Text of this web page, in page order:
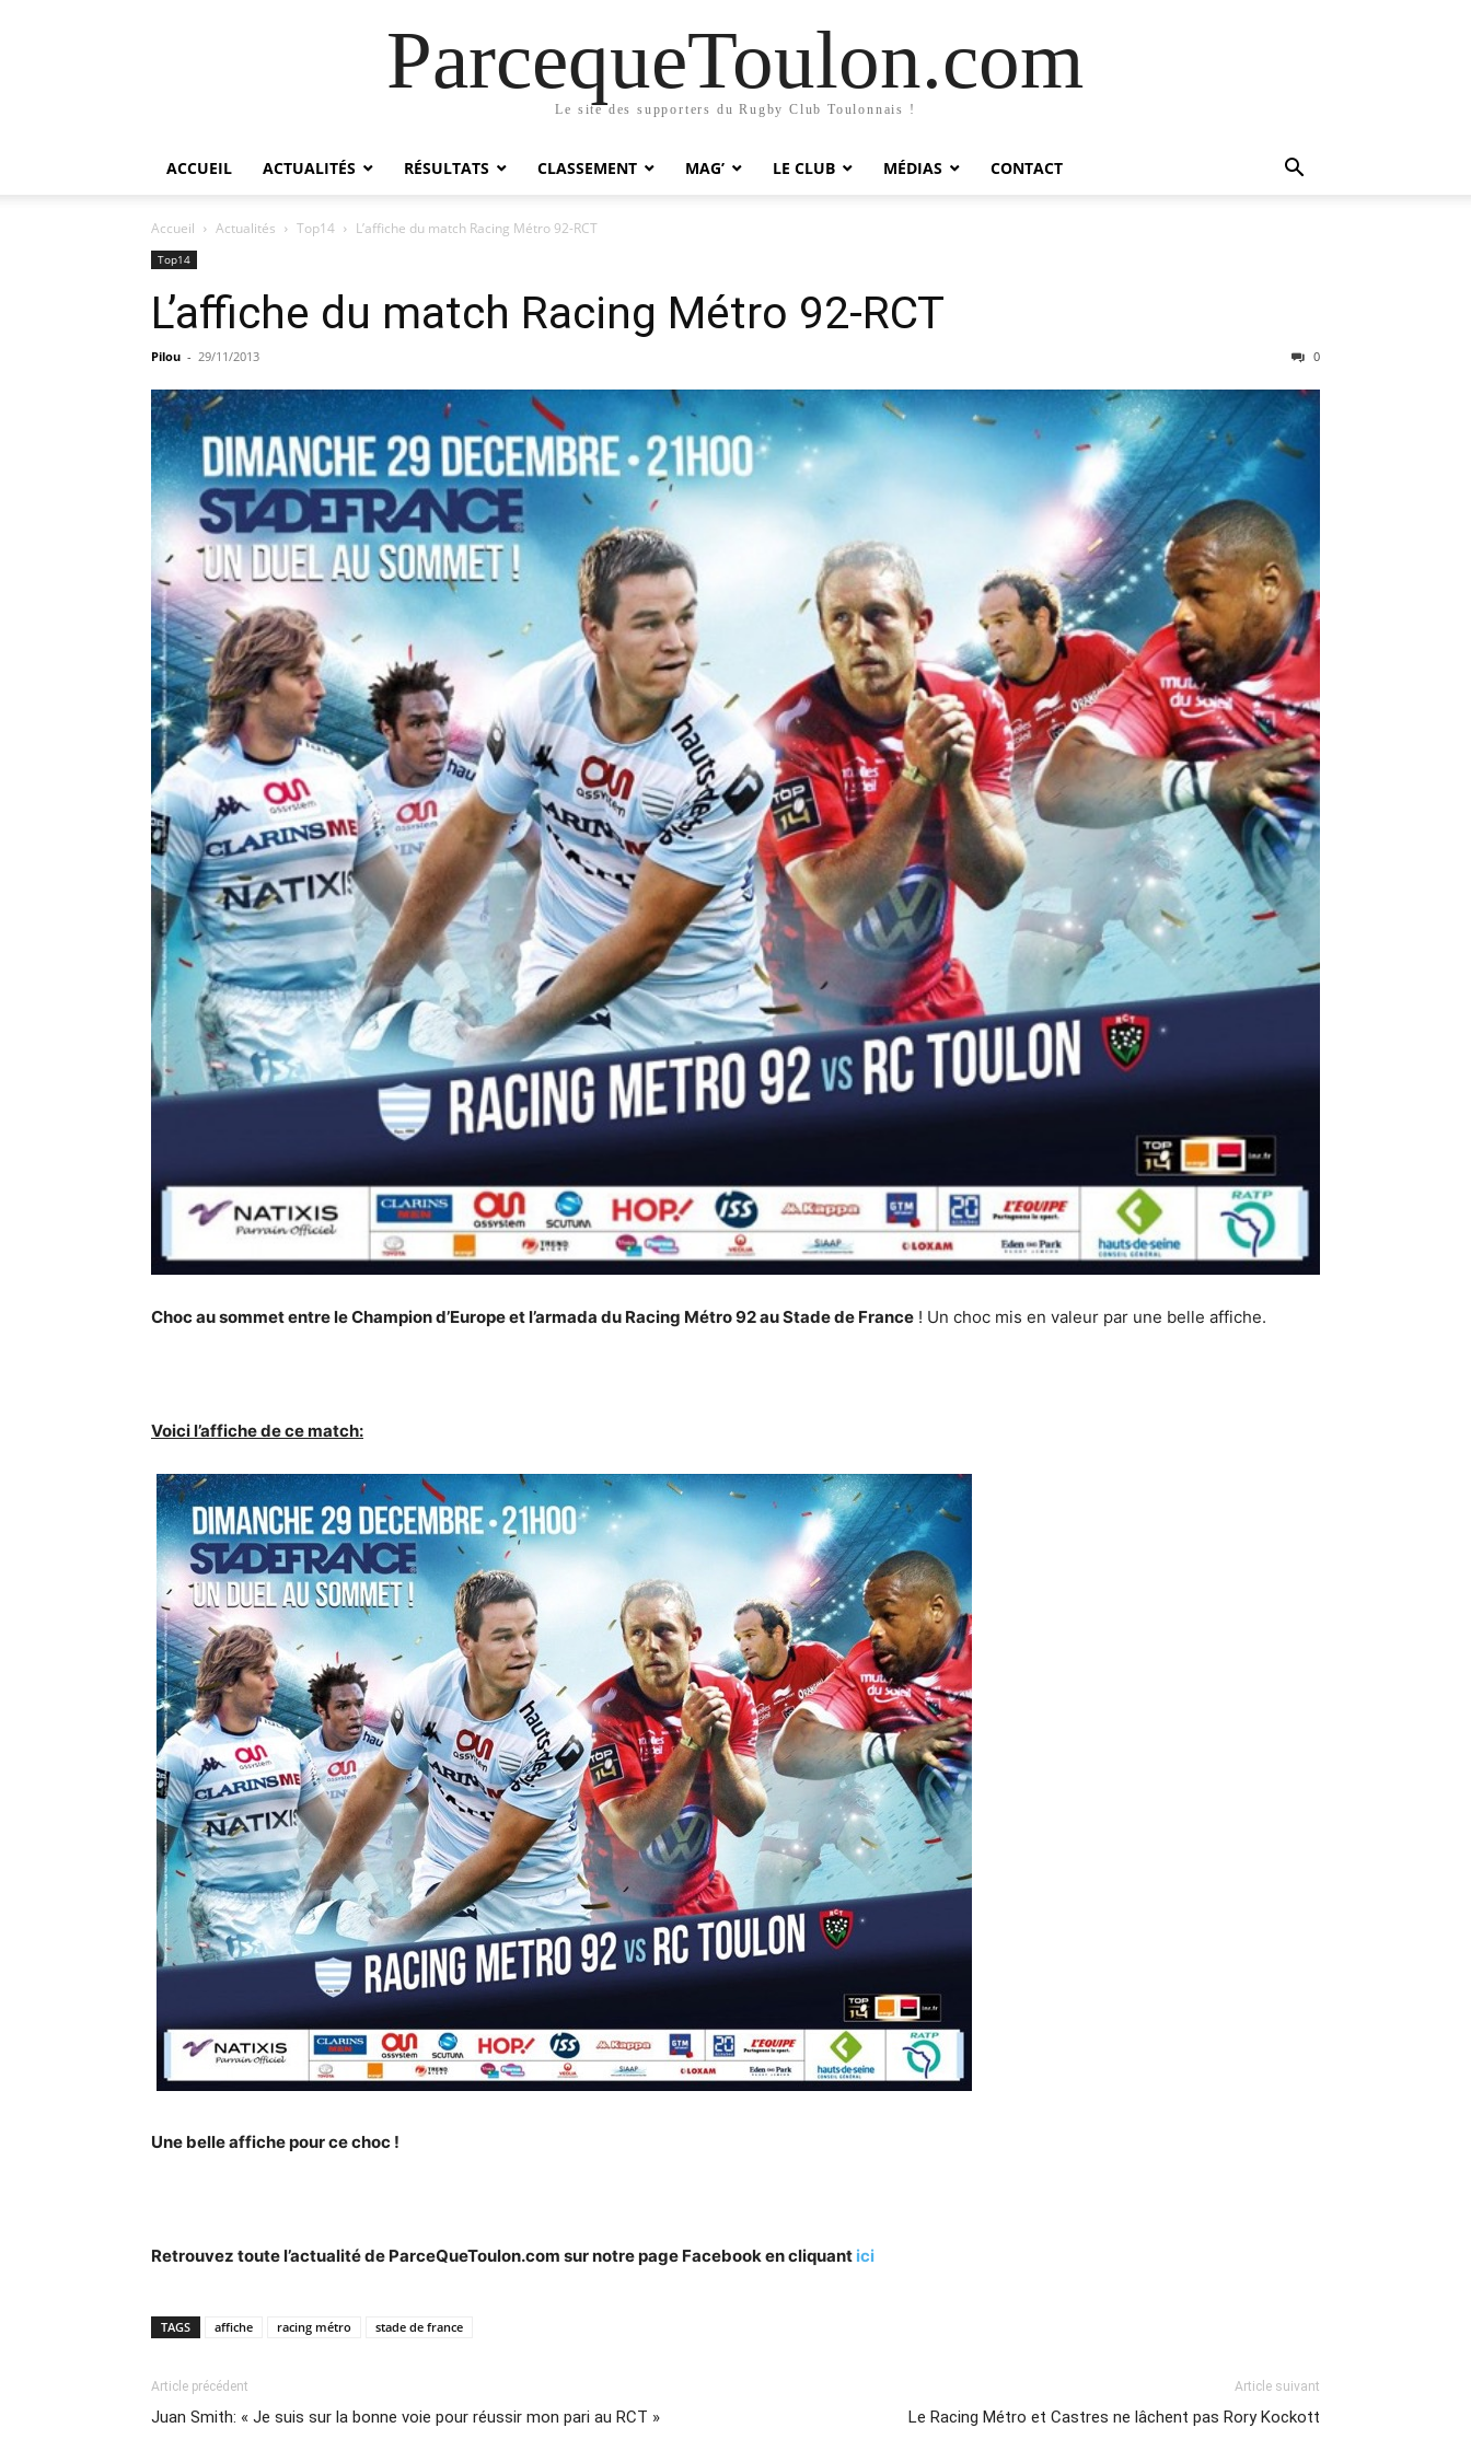
ParcequeToulon.com
Le site des supporters du Rugby Club Toulonnais !
ACCUEIL ACTUALITÉS RÉSULTATS CLASSEMENT MAG’ LE CLUB MÉDIAS CONTACT
Accueil Actualités Top14 L’affiche du match Racing Métro 92-RCT
Top14
L’affiche du match Racing Métro 92-RCT
Pilou - 29/11/2013 0
Choc au sommet entre le Champion d’Europe et l’armada du Racing Métro 92 au Stade de France ! Un choc mis en valeur par une belle affiche.
Voici l’affiche de ce match:
Une belle affiche pour ce choc !
Retrouvez toute l’actualité de ParceQueToulon.com sur notre page Facebook en cliquant ici
TAGS affiche racing métro stade de france
Article précédent
Juan Smith: « Je suis sur la bonne voie pour réussir mon pari au RCT »
Article suivant
Le Racing Métro et Castres ne lâchent pas Rory Kockott